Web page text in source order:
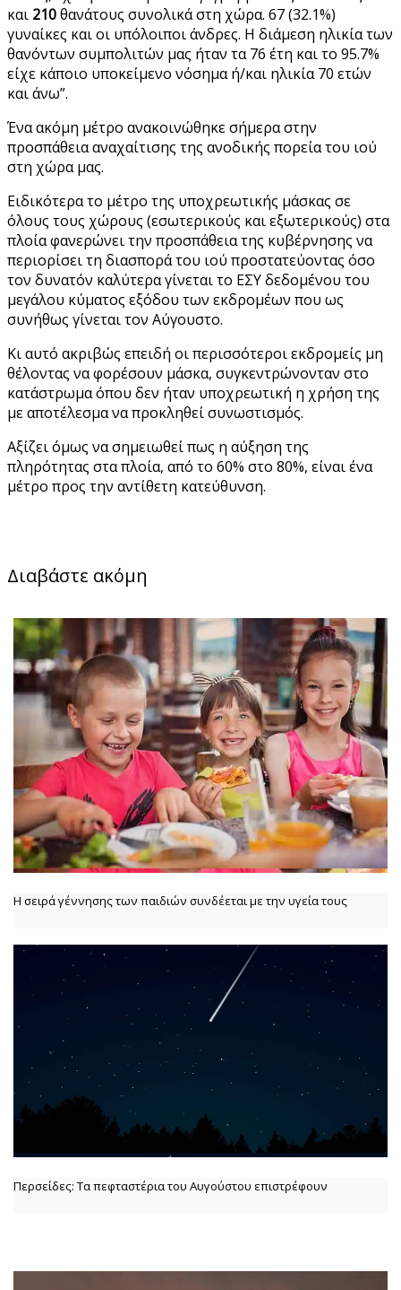
και 210θανάτους συνολικά στη χώρα. 67 (32.1%)
γυναίκες και οι υπόλοιποι άνδρες. Η διάμεση ηλικία των
θανόντων συμπολιτών μας ήταν τα 76 έτη και το 95.7%
είχε κάποιο υποκείμενο νόσημα ή/και ηλικία 70 ετών
και άνω”.
Ένα ακόμη μέτρο ανακοινώθηκε σήμερα στην
προσπάθεια αναχαίτισης της ανοδικής πορεία του ιού
στη χώρα μας.
Ειδικότερα το μέτρο της υποχρεωτικής μάσκας σε
όλους τους χώρους (εσωτερικούς και εξωτερικούς) στα
πλοία φανερώνει την προσπάθεια της κυβέρνησης να
περιορίσει τη διασπορά του ιού προστατεύοντας όσο
τον δυνατόν καλύτερα γίνεται το ΕΣΥ δεδομένου του
μεγάλου κύματος εξόδου των εκδρομέων που ως
συνήθως γίνεται τον Αύγουστο.
Κι αυτό ακριβώς επειδή οι περισσότεροι εκδρομείς μη
θέλοντας να φορέσουν μάσκα, συγκεντρώνονταν στο
κατάστρωμα όπου δεν ήταν υποχρεωτική η χρήση της
με αποτέλεσμα να προκληθεί συνωστισμός.
Αξίζει όμως να σημειωθεί πως η αύξηση της
πληρότητας στα πλοία, από το 60% στο 80%, είναι ένα
μέτρο προς την αντίθετη κατεύθυνση.
Διαβάστε ακόμη
Η σειρά γέννησης των παιδιών συνδέεται με την υγεία τους
Περσείδες: Τα πεφταστέρια του Αυγούστου επιστρέφουν